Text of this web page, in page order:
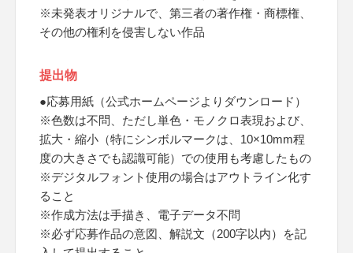
※未発表オリジナルで、第三者の著作権・商標権、
その他の権利を侵害しない作品
提出物
●応募用紙（公式ホームページよりダウンロード）
※色数は不問、ただし単色・モノクロ表現および、
拡大・縮小（特にシンボルマークは、10×10mm程
度の大きさでも認識可能）での使用も考慮したもの
※デジタルフォント使用の場合はアウトライン化す
ること
※作成方法は手描き、電子データ不問
※必ず応募作品の意図、解説文（200字以内）を記